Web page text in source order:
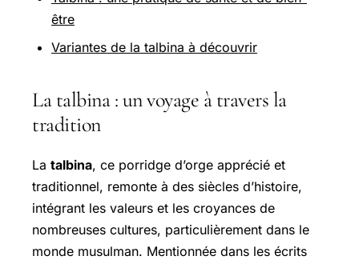
être
Variantes de la talbina à découvrir
La talbina : un voyage à travers la
tradition
La talbina, ce porridge d’orge apprécié et
traditionnel, remonte à des siècles d’histoire,
intégrant les valeurs et les croyances de
nombreuses cultures, particulièrement dans le
monde musulman. Mentionnée dans les écrits